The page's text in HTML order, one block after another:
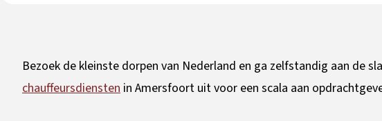
Bezoek de kleinste dorpen van Nederland en ga zelfstandig aan de
chauffeursdiensten in Amersfoort uit voor een scala aan